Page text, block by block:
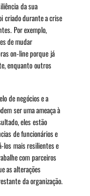
da sua
criado durante a crise
Por exemplo,
de mudar
on-line porque já
enquanto outros
de negócios e a
ser uma ameaça à
eles estão
de funcionários e
los mais resilientes e
com parceiros
as alterações
da organização.